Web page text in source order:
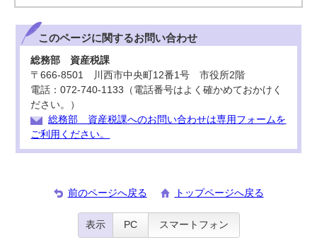
このページに関するお問い合わせ
総務部 資産税課
〒666-8501 川西市中央町12番1号 市役所2階
電話：072-740-1133（電話番号はよく確かめておかけく
ださい。）
総務部 資産税課へのお問い合わせは専用フォームを
ご利用ください。
前のページへ戻る トップページへ戻る
表示 PC スマートフォン